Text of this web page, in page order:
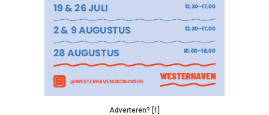
Adverteren? [1]